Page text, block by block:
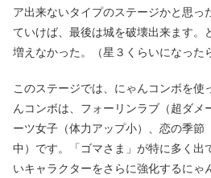
ア出来ないタイプのステージかと思っ
ていけば、最後は城を破壊出来ます。
増えなかった。（星３くらいになった
このステージでは、にゃんコンボを使
んコンボは、フォーリンラブ（超ダメ
ーツ女子（体力アップ小）、恋の季節
中）です。「ゴマさま」が特に多く出
いキャラクターをさらに強化するにゃ